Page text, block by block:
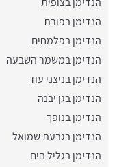
הנדימן בפורת
הנדימן בפלמחים
הנדימן במשמר השבעה
הנדימן בניצני עוז
הנדימן בגן יבנה
הנדימן בנופך
הנדימן בגבעת שמואל
הנדימן בגליל הים